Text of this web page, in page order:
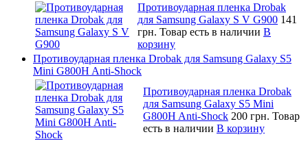
Противоударная пленка Drobak
для Samsung Galaxy S V G900 141
грн. Товар есть в наличии В
корзину
Противоударная пленка Drobak для Samsung Galaxy S5
Mini G800H Anti-Shock
Противоударная пленка Drobak
для Samsung Galaxy S5 Mini
G800H Anti-Shock 200 грн. Товар
есть в наличии В корзину